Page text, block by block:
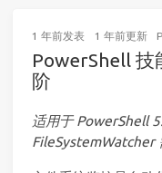
1 年前发表 1 年前更新
PowerShell 技
阶
适用于 PowerShell
FileSystemWatcher